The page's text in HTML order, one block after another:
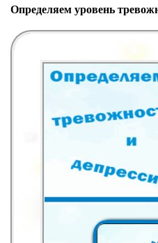
Определяем уровень